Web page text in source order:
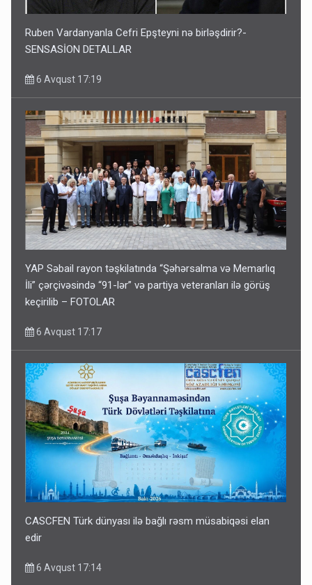
Ruben Vardanyanla Cefri Epşteyni nə birləşdirir?-
SENSASİON DETALLAR
6 Avqust 17:19
YAP Səbail rayon təşkilatında “Şəhərsalma və Memarlıq
İli” çərçivəsində “91-lər” və partiya veteranları ilə görüş
keçirilib – FOTOLAR
6 Avqust 17:17
CASCFEN Türk dünyası ilə bağlı rəsm müsabiqəsi elan
edir
6 Avqust 17:14